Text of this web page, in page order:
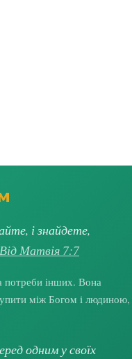
і знайдете,
Від Матвія 7:7
потреби інших. Вона
між Богом і людиною,
одним у своїх